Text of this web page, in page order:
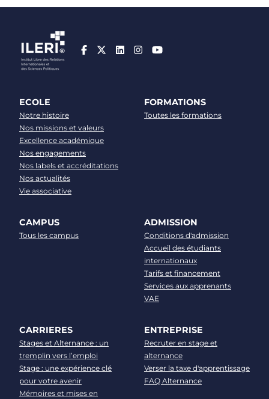
ECOLE
Notre histoire
Nos missions et valeurs
Excellence académique
Nos engagements
Nos labels et accréditations
Nos actualités
Vie associative
FORMATIONS
Toutes les formations
CAMPUS
Tous les campus
ADMISSION
Conditions d'admission
Accueil des étudiants
internationaux
Tarifs et financement
Services aux apprenants
VAE
CARRIERES
Stages et Alternance : un
tremplin vers l’emploi
Stage : une expérience clé
pour votre avenir
Mémoires et mises en
ENTREPRISE
Recruter en stage et
alternance
Verser la taxe d'apprentissage
FAQ Alternance